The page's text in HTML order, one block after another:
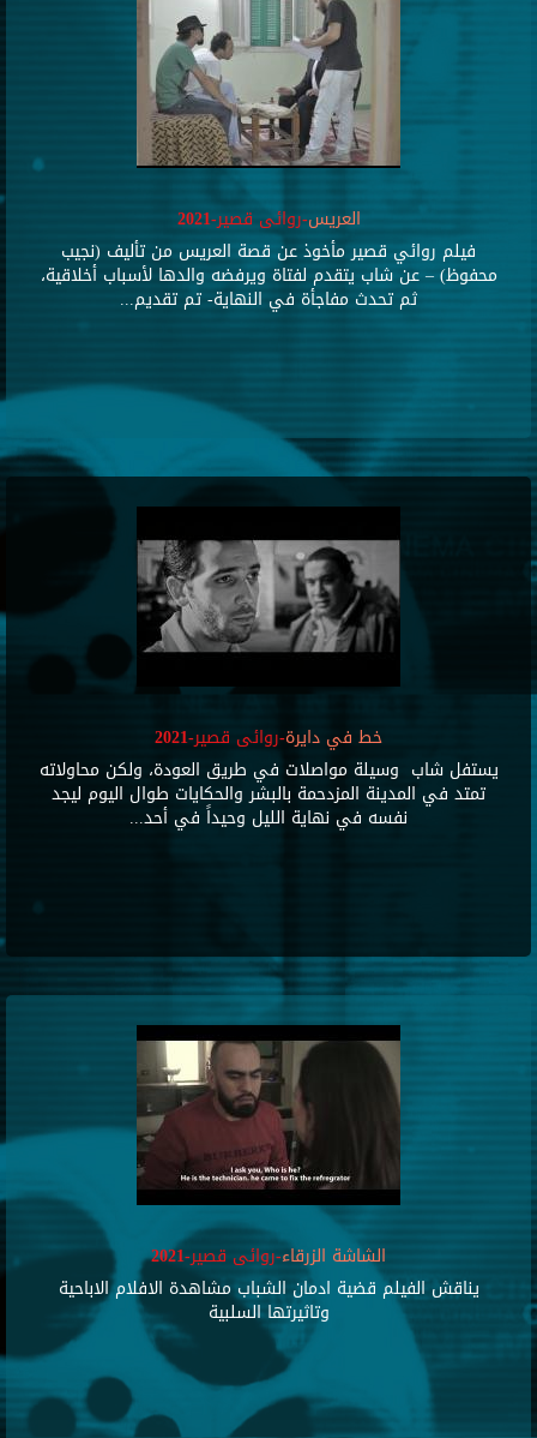
العريس-روائى قصير-2021
فيلم روائي قصير مأخوذ عن قصة العريس من تأليف (نجيب
محفوظ) – عن شاب يتقدم لفتاة ويرفضه والدها لأسباب أخلاقية،
ثم تحدث مفاجأة في النهاية- تم تقديم...
خط في دايرة-روائى قصير-2021
يستفل شاب وسيلة مواصلات في طريق العودة، ولكن محاولاته
تمتد في المدينة المزدحمة بالبشر والحكايات طوال اليوم ليجد
نفسه في نهاية الليل وحيداً في أحد...
الشاشة الزرقاء-روائى قصير-2021
يناقش الفيلم قضية ادمان الشباب مشاهدة الافلام الاباحية
وتاثيرتها السلبية